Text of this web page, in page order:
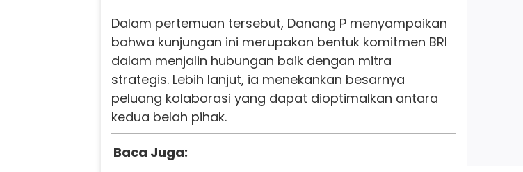
Dalam pertemuan tersebut, Danang P menyampaikan
bahwa kunjungan ini merupakan bentuk komitmen BRI
dalam menjalin hubungan baik dengan mitra
strategis. Lebih lanjut, ia menekankan besarnya
peluang kolaborasi yang dapat dioptimalkan antara
kedua belah pihak.
Baca Juga: